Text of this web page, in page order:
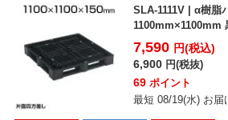
SLA-1111V | α樹脂
1100mm×1100mm
7,590 円(税込)
6,900 円(税抜)
69 ポイント
最短 08/19(水) お届